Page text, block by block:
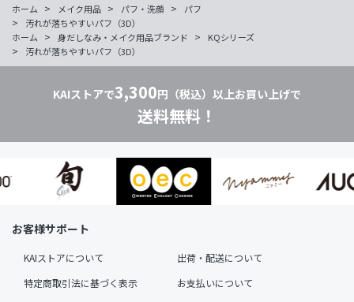
ホーム > メイク用品 > パフ・洗顔 > パフ
>
汚れが落ちやすいパフ（3D）
ホーム
> 身だしなみ・メイク用品ブランド > KQシリーズ
> 汚れが落ちやすいパフ（3D）
KAIストアで3,300円（税込）以上お買い上げで
送料無料！
お客様サポート
KAIストアについて
出荷・配送について
特定商取引法に基づく表示
お支払いについて